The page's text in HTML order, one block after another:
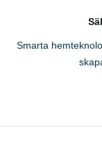
Smarta